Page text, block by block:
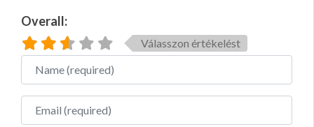
Overall:
Válasszon értékelést
Name
Email